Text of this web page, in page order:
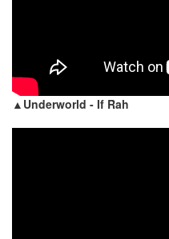
▲Underworld - If Rah​